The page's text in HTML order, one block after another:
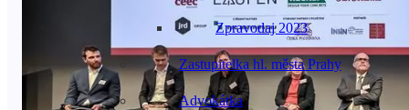
Zpravodaj 2023
Zastupitelka hl. města Prahy
Advokátka